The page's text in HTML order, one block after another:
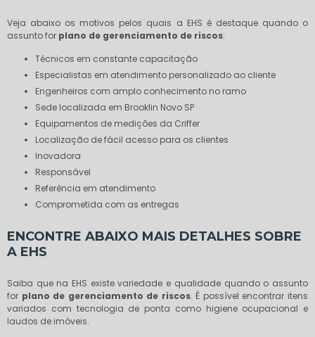
Veja abaixo os motivos pelos quais a EHS é destaque quando o
assunto for plano de gerenciamento de riscos:
técnicos em constante capacitação
especialistas em atendimento personalizado ao cliente
engenheiros com amplo conhecimento no ramo
sede localizada em Brooklin Novo SP
equipamentos de medições da Criffer
localização de fácil acesso para os clientes
inovadora
responsável
referência em atendimento
comprometida com as entregas
ENCONTRE ABAIXO MAIS DETALHES SOBRE
A EHS
Saiba que na EHS existe variedade e qualidade quando o assunto
for plano de gerenciamento de riscos. É possível encontrar itens
variados com tecnologia de ponta como higiene ocupacional e
laudos de imóveis.